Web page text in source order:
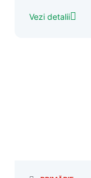
Vezi detalii